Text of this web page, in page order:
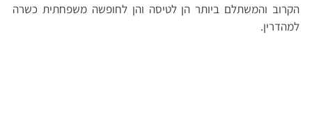
הקרוב והמשתלם ביותר הן לטיסה והן לחופשה משפחתית כשרה
למהדרין.